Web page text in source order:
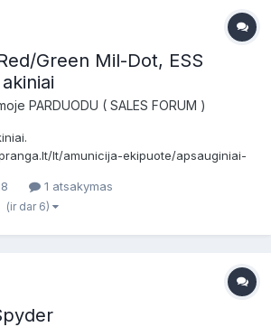
Green Mil-Dot, ESS
PARDUODU ( SALES FORUM )
lt/amunicija-ekipuote/apsauginiai-
Green Mil-Dot. Su raudonu ir žaliu
- gerai atrodo ant M ir panašios klasės
1 atsakymas
(ir dar 6)